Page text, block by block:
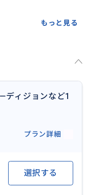
もっと見る
ィジョンなど1
プラン詳細
選択する